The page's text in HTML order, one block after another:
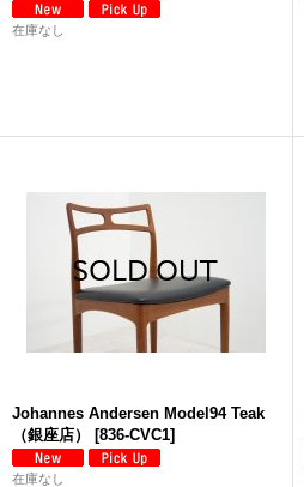
在庫なし
Johannes Andersen Model94 Teak
（銀座店）
[836-CVC1]
在庫なし